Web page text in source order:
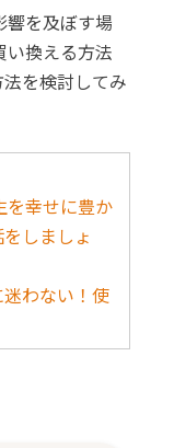
響を及ぼす場
い換える方法
を検討してみ
を幸せに豊か
しましょ
わない！使